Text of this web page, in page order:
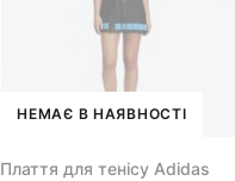
НЕМАЄ В НАЯВНОСТІ
Плаття для тенісу Adidas